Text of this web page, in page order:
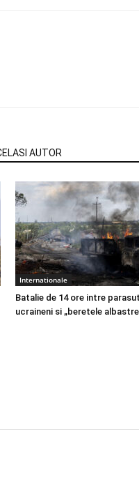
AUTOR
Internationale
Batalie de 14 ore intre
ucraineni si „beretele